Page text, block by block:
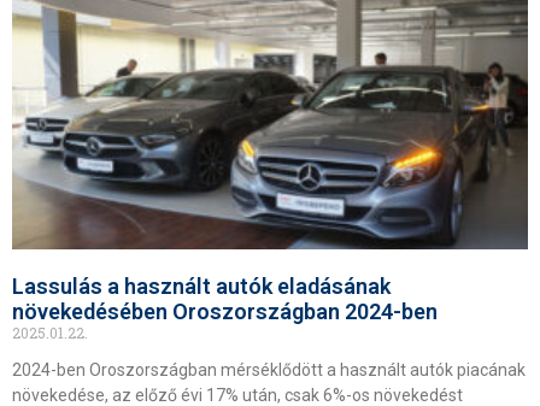
Lassulás a használt autók eladásának
növekedésében Oroszországban 2024-ben
2025.01.22.
2024-ben Oroszországban mérséklődött a használt autók piacának
növekedése, az előző évi 17% után, csak 6%-os növekedést